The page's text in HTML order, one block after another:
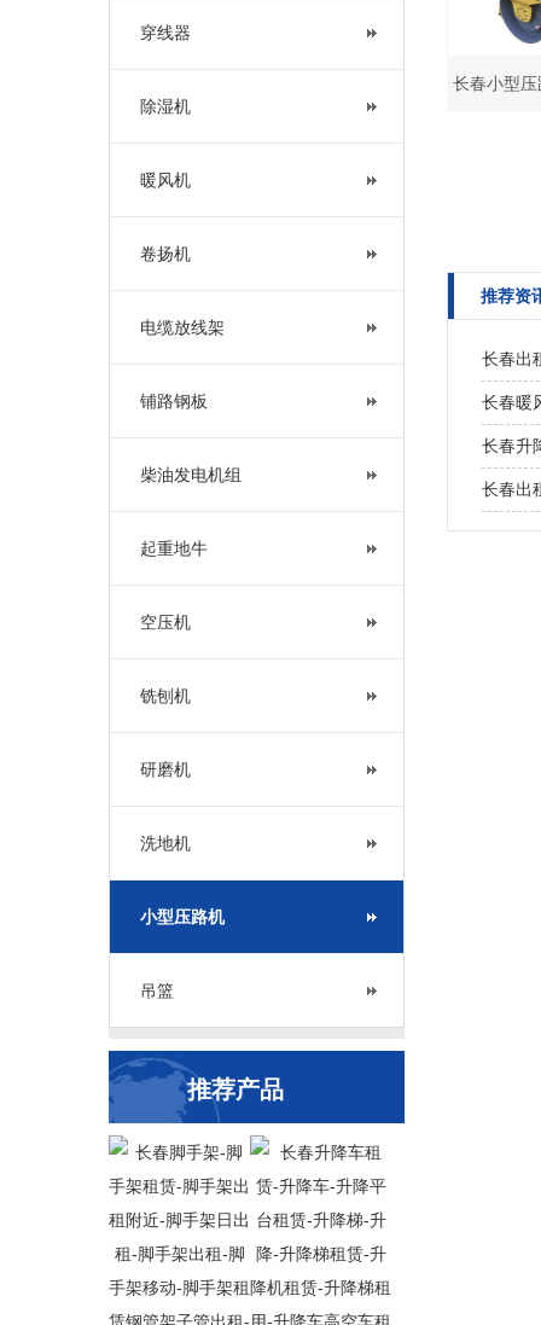
穿线器
除湿机
暖风机
卷扬机
电缆放线架
铺路钢板
柴油发电机组
起重地牛
空压机
铣刨机
研磨机
洗地机
小型压路机
吊篮
推荐产品
长春小型
推荐资
长春出
长春暖
长春升
长春出